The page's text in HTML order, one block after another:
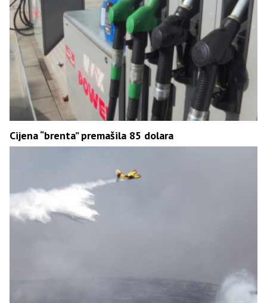
Cijena “brenta” premašila 85 dolara